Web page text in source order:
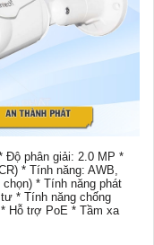
Độ phân giải: 2.0 MP *
* Tính năng: AWB,
* Tính năng phát
* Tính năng chống
Hỗ trợ PoE * Tầm xa